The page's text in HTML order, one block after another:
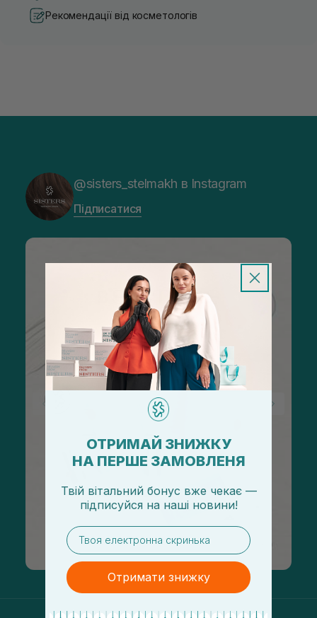
Рекомендації від косметологів
@sisters_stelmakh в Instagram
Підписатися
ОТРИМАЙ ЗНИЖКУ
НА ПЕРШЕ ЗАМОВЛЕНЯ
Твій вітальний бонус вже чекає —
підписуйся на наші новини!
email
Отримати знижку